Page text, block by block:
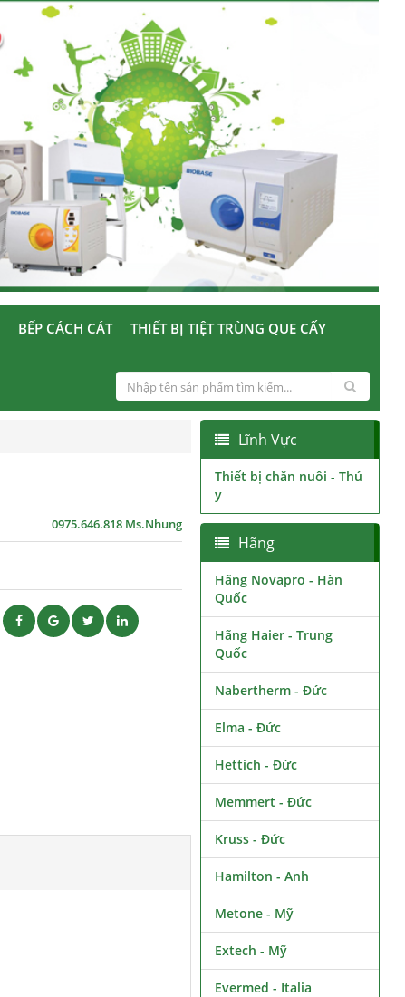
BẾP CÁCH CÁT
THIẾT BỊ TIỆT TRÙNG QUE CẤY
0975.646.818 Ms.Nhung
Lĩnh Vực
Thiết bị chăn nuôi - Thú
y
Hãng
Hãng Novapro - Hàn
Quốc
Hãng Haier - Trung
Quốc
Nabertherm - Đức
Elma - Đức
Hettich - Đức
Memmert - Đức
Kruss - Đức
Hamilton - Anh
Metone - Mỹ
Extech - Mỹ
Evermed - Italia